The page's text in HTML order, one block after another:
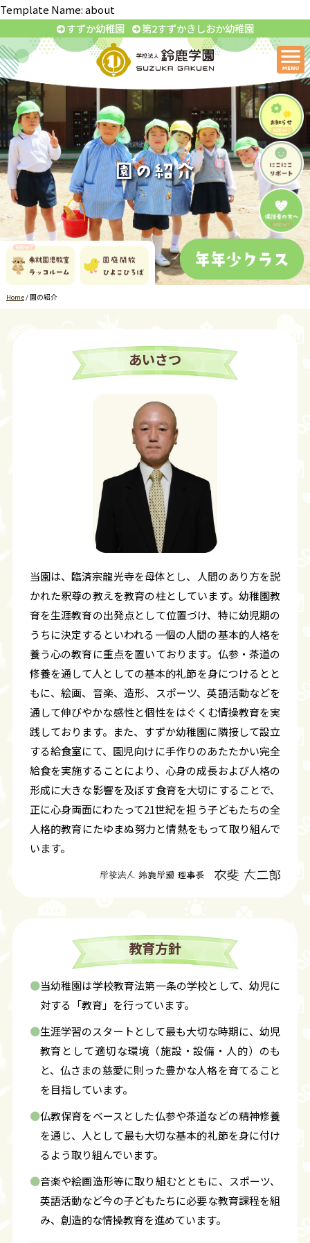
Template Name: about
すずか幼稚園
第2すずかきしおか幼稚園
Home/園の紹介
あいさつ
当園は、臨済宗龍光寺を母体とし、人間のあり方を説
かれた釈尊の教えを教育の柱としています。幼稚園教
育を生涯教育の出発点として位置づけ、特に幼児期の
うちに決定するといわれる一個の人間の基本的人格を
養う心の教育に重点を置いております。仏参・茶道の
修養を通して人としての基本的礼節を身につけるとと
もに、絵画、音楽、造形、スポーツ、英語活動などを
通して伸びやかな感性と個性をはぐくむ情操教育を実
践しております。また、すずか幼稚園に隣接して設立
する給食室にて、園児向けに手作りのあたたかい完全
給食を実施することにより、心身の成長および人格の
形成に大きな影響を及ぼす食育を大切にすることで、
正に心身両面にわたって21世紀を担う子どもたちの全
人格的教育にたゆまぬ努力と情熱をもって取り組んで
います。
教育方針
●当幼稚園は学校教育法第一条の学校として、幼児に
対する「教育」を行っています。
●生涯学習のスタートとして最も大切な時期に、幼児
教育として適切な環境（施設・設備・人的）のも
と、仏さまの慈愛に則った豊かな人格を育てること
を目指しています。
●仏教保育をベースとした仏参や茶道などの精神修養
を通じ、人として最も大切な基本的礼節を身に付け
るよう取り組んでいます。
●音楽や絵画造形等に取り組むとともに、スポーツ、
英語活動など今の子どもたちに必要な教育課程を組
み、創造的な情操教育を進めています。